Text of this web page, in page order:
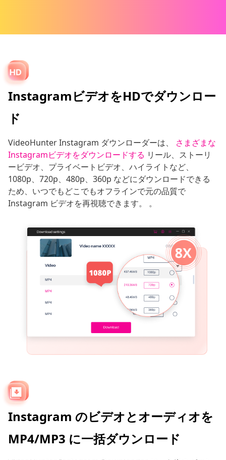
InstagramビデオをHDでダウンロー
ド
VideoHunter Instagram ダウンローダーは、 さまざまな
Instagramビデオをダウンロードする リール、ストーリ
ービデオ、プライベートビデオ、ハイライトなど、
1080p、720p、480p、360p などにダウンロードできる
ため、いつでもどこでもオフラインで元の品質で
Instagram ビデオを再視聴できます。 。
Instagram のビデオとオーディオを
MP4/MP3 に一括ダウンロード